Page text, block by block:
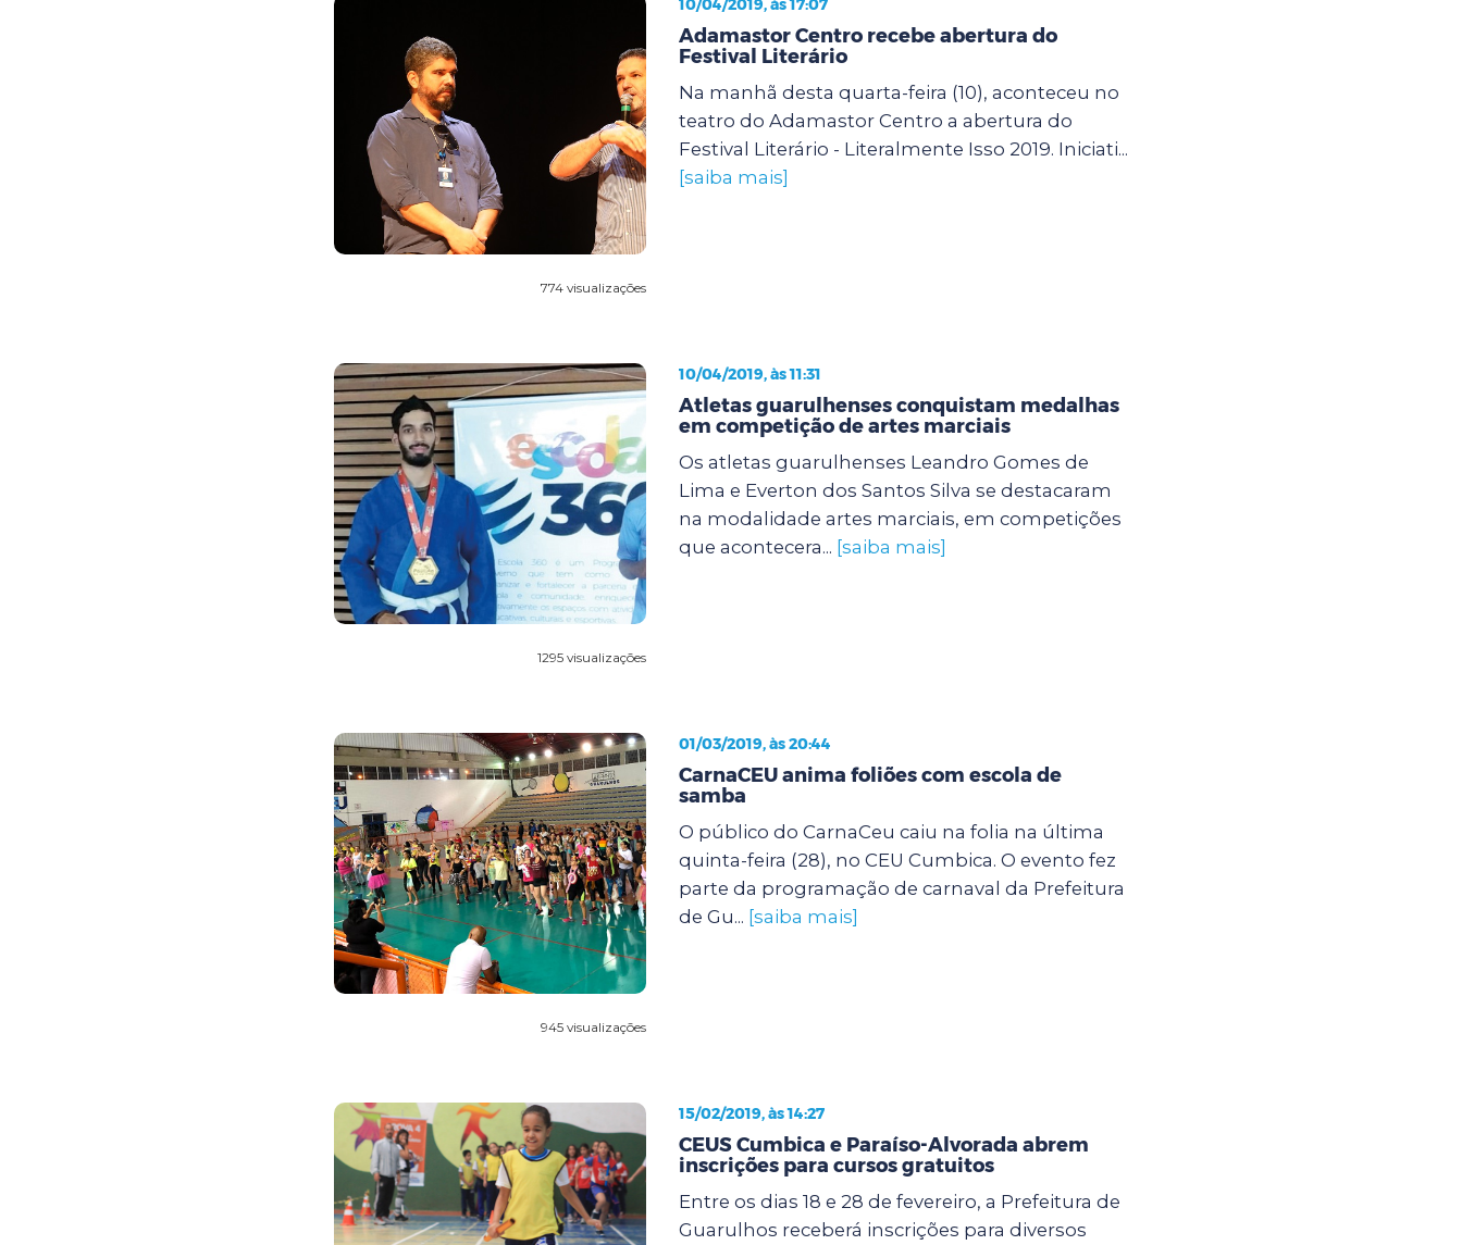
774 visualizações
10/04/2019, às 17:07
Adamastor Centro recebe abertura do
Festival Literário
Na manhã desta quarta-feira (10), aconteceu no
teatro do Adamastor Centro a abertura do
Festival Literário - Literalmente Isso 2019. Iniciati...
[saiba mais]
1295 visualizações
10/04/2019, às 11:31
Atletas guarulhenses conquistam medalhas
em competição de artes marciais
Os atletas guarulhenses Leandro Gomes de
Lima e Everton dos Santos Silva se destacaram
na modalidade artes marciais, em competições
que acontecera... [saiba mais]
945 visualizações
01/03/2019, às 20:44
CarnaCEU anima foliões com escola de
samba
O público do CarnaCeu caiu na folia na última
quinta-feira (28), no CEU Cumbica. O evento fez
parte da programação de carnaval da Prefeitura
de Gu... [saiba mais]
15/02/2019, às 14:27
CEUS Cumbica e Paraíso-Alvorada abrem
inscrições para cursos gratuitos
Entre os dias 18 e 28 de fevereiro, a Prefeitura de
Guarulhos receberá inscrições para diversos